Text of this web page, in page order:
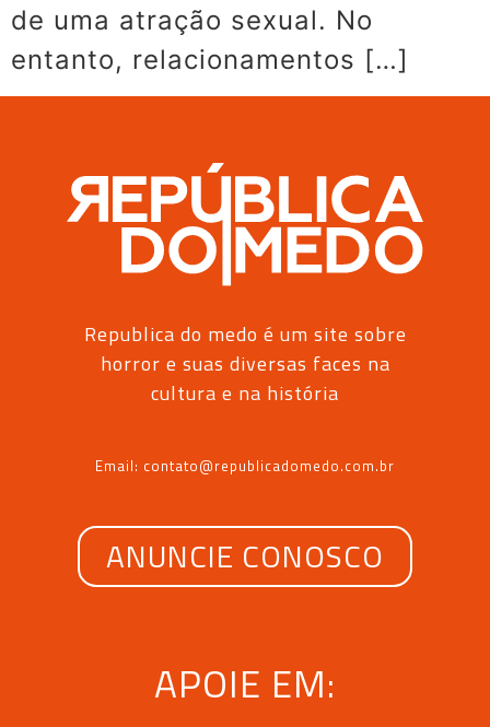
de uma atração sexual. No
entanto, relacionamentos […]
Republica do medo é um site sobre
horror e suas diversas faces na
cultura e na história
Email: contato@republicadomedo.com.br
ANUNCIE CONOSCO
APOIE EM: